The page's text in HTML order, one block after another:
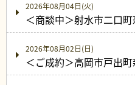
2026年08月04日(火)
＜商談中＞射水市二口
2026年08月02日(日)
＜ご成約＞高岡市戸出